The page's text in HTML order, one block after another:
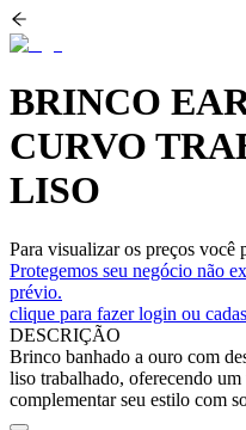
BRINCO
CURVO
LISO
Para visualizar os preços você
Protegemos seu negócio não
prévio.
clique para fazer login ou
DESCRIÇÃO
Brinco banhado a ouro com
liso trabalhado, oferecendo
complementar seu estilo com